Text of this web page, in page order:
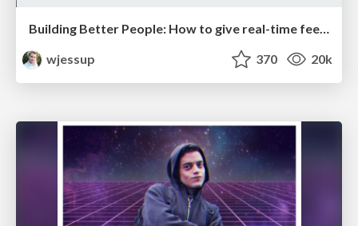
Building Better People: How to give real-time feedback that sticks.
wjessup
370 20k